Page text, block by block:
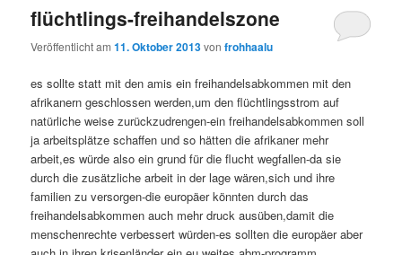
flüchtlings-freihandelszone
Veröffentlicht am11. Oktober 2013vonfrohhaalu
es sollte statt mit den amis ein freihandelsabkommen mit den
afrikanern geschlossen werden,um den flüchtlingsstrom auf
natürliche weise zurückzudrengen-ein freihandelsabkommen soll
ja arbeitsplätze schaffen und so hätten die afrikaner mehr
arbeit,es würde also ein grund für die flucht wegfallen-da sie
durch die zusätzliche arbeit in der lage wären,sich und ihre
familien zu versorgen-die europäer könnten durch das
freihandelsabkommen auch mehr druck ausüben,damit die
menschenrechte verbessert würden-es sollten die europäer aber